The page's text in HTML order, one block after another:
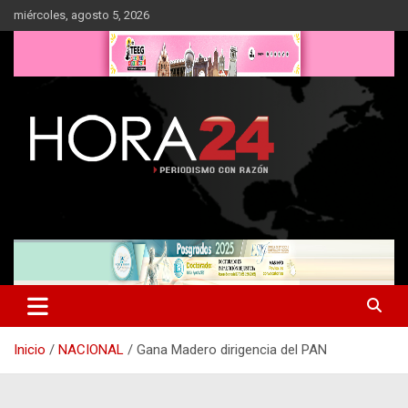
Saltar
al
miércoles, agosto 5, 2026
Inicio NACIONAL Gana Madero dirigencia del PAN